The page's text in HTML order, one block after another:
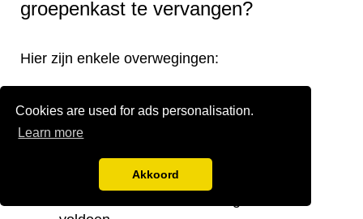
Cookies are used for ads personalisation.
Learn more
Akkoord
groepenkast te vervangen?
Hier zijn enkele overwegingen:
Onjuiste verdeling van de groepen.
Onvoldoende groepen.
Te kleine stoppenkast.
Verplaatsing van de groepenkast.